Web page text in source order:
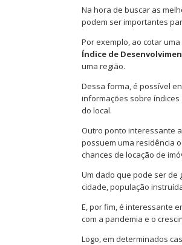
Na hora de buscar as
podem ser importantes
Por exemplo, ao cotar
Índice de
uma região.
Dessa forma, é possível
informações sobre
do local.
Outro ponto interessante
possuem uma residência
chances de locação de
Um dado que pode ser de
cidade, população
E, por fim, é interessante
com a pandemia e o
Logo, em determinados